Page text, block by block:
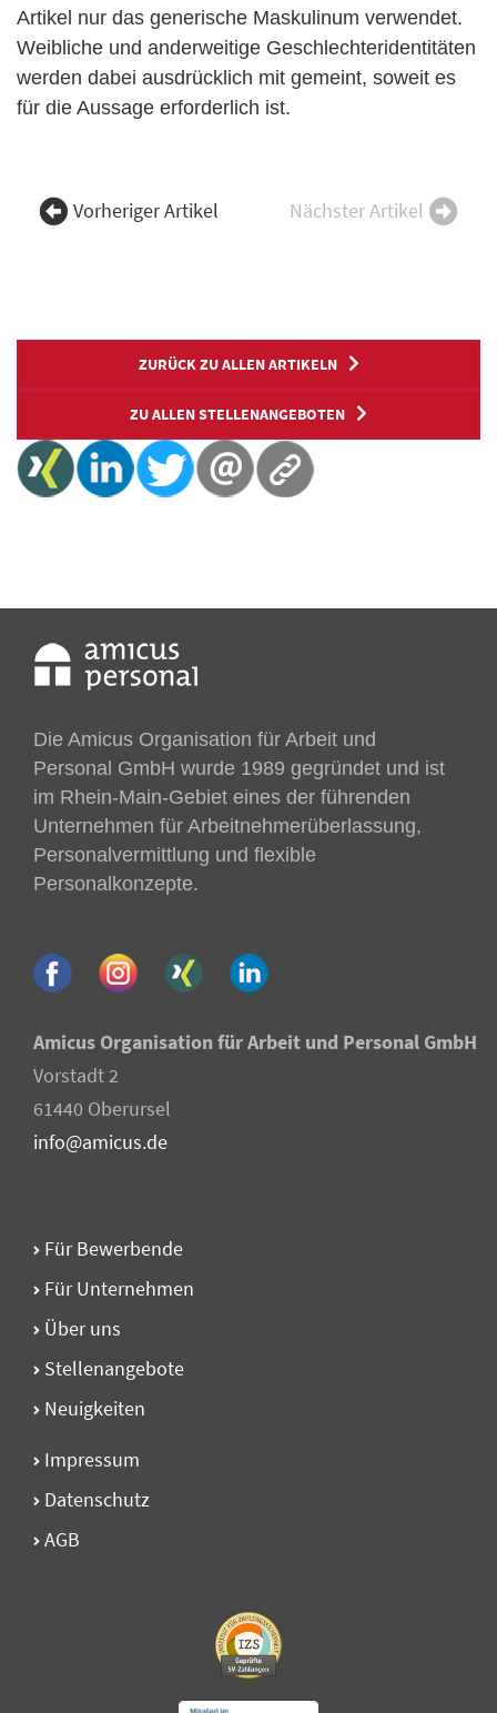
Artikel nur das generische Maskulinum verwendet.
Weibliche und anderweitige Geschlechteridentitäten
werden dabei ausdrücklich mit gemeint, soweit es
für die Aussage erforderlich ist.
Vorheriger Artikel Nächster Artikel
ZURÜCK ZU ALLEN ARTIKELN
ZU ALLEN STELLENANGEBOTEN
Die Amicus Organisation für Arbeit und
Personal GmbH wurde 1989 gegründet und ist
im Rhein-Main-Gebiet eines der führenden
Unternehmen für Arbeitnehmer­überlassung,
Personalvermittlung und flexible
Personalkonzepte.
Amicus Organisation für Arbeit und Personal GmbH
Vorstadt 2
61440 Oberursel
info@amicus.de
Für Bewerbende
Für Unternehmen
Über uns
Stellen­angebote
Neuigkeiten
Impressum
Datenschutz
AGB